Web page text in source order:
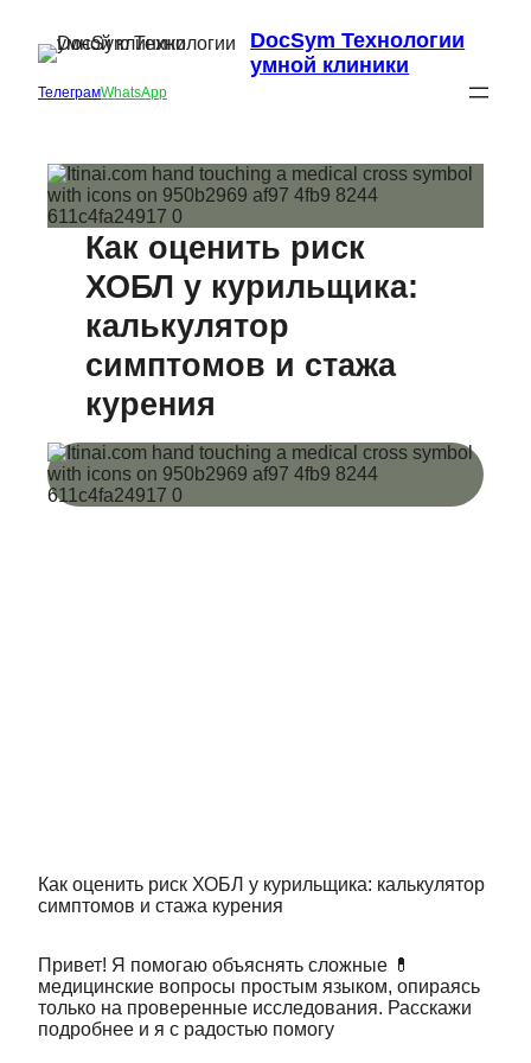
DocSym Технологии
умной клиники
ТелеграмWhatsApp
Как оценить риск
ХОБЛ у курильщика:
калькулятор
симптомов и стажа
курения
Как оценить риск ХОБЛ у курильщика: калькулятор
симптомов и стажа курения
Привет! Я помогаю объяснять сложные 💊
медицинские вопросы простым языком, опираясь
только на проверенные исследования. Расскажи
подробнее и я с радостью помогу